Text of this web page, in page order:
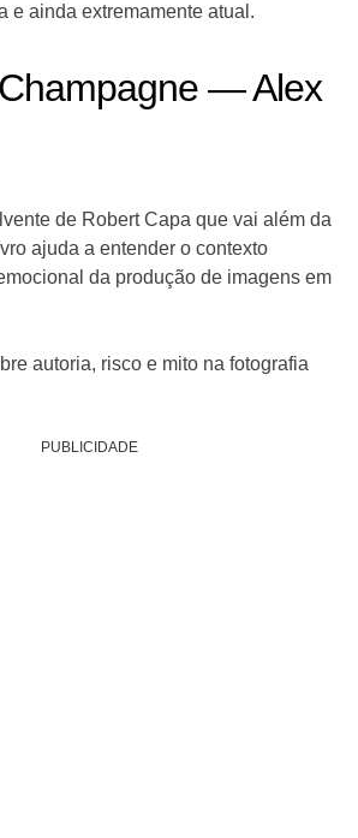
e ainda extremamente atual.
— Alex
de Robert Capa que vai além da
ajuda a entender o contexto
da produção de imagens em
autoria, risco e mito na fotografia
PUBLICIDADE